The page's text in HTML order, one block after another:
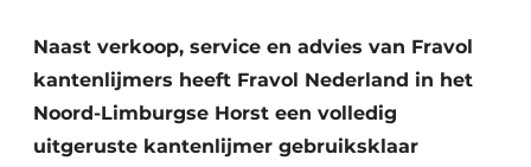
Naast verkoop, service en advies van Fravol
kantenlijmers heeft Fravol Nederland in het
Noord-Limburgse Horst een volledig
uitgeruste kantenlijmer gebruiksklaar